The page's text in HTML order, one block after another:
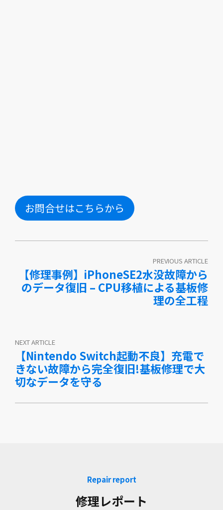
お問合せはこちらから
PREVIOUS ARTICLE
【修理事例】iPhoneSE2水没故障から
のデータ復旧 – CPU移植による基板修
理の全工程
NEXT ARTICLE
【Nintendo Switch起動不良】充電で
きない故障から完全復旧!基板修理で大
切なデータを守る
Repair report
修理レポート